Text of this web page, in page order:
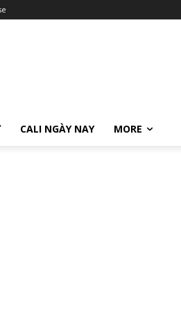
CALI NGÀY NAY MORE